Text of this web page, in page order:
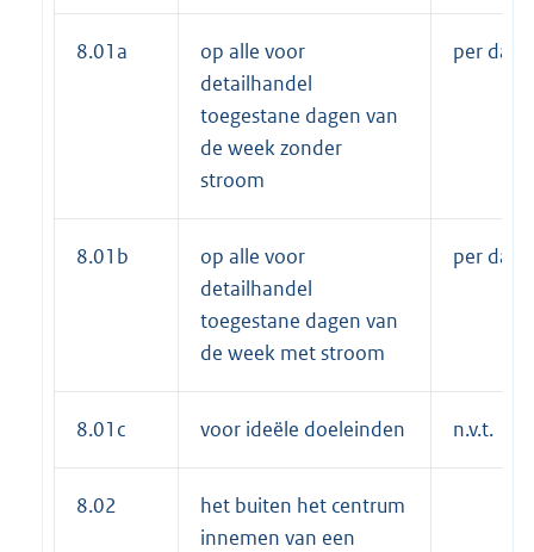
8.01a
op alle voor
detailhandel
toegestane dagen van
de week zonder
stroom
per dag
8.01b
op alle voor
detailhandel
toegestane dagen van
de week met stroom
per dag
8.01c voor ideële doeleinden n.v.t.
8.02
het buiten het centrum
innemen van een